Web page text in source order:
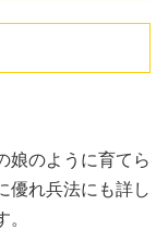
娘のように育てら
優れ兵法にも詳し